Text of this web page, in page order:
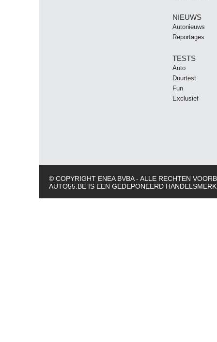
NIEUWS
Autonieuws
Reportages
TESTS
Auto
Duurtest
Fun
Exclusief
© COPYRIGHT ENEA BVBA - ALLE RECHTEN
AUTO55.BE IS EEN GEDEPONEERD HANDELSMERK